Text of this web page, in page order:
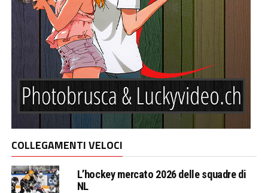
COLLEGAMENTI VELOCI
L’hockey mercato 2026 delle squadre di
NL